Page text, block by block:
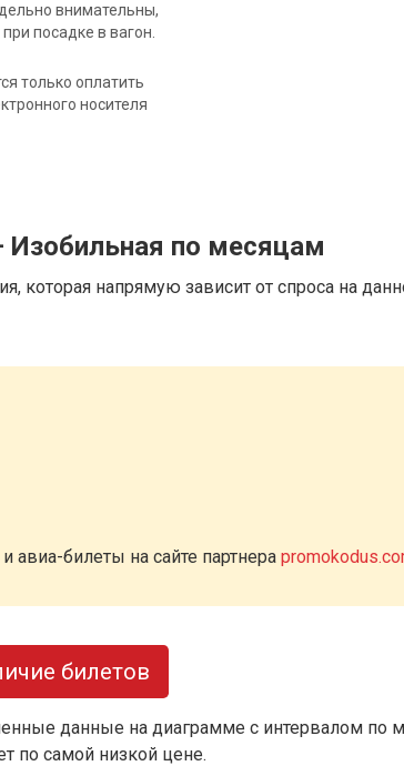
внимательны,
посадке в вагон.
только оплатить
носителя
Изобильная по месяцам
которая напрямую зависит от спроса на
билеты на сайте партнера
билетов
данные на диаграмме с интервалом по
по самой низкой цене.